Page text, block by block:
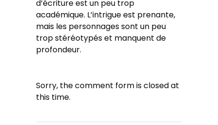
d’écriture est un peu trop
académique. L’intrigue est prenante,
mais les personnages sont un peu
trop stéréotypés et manquent de
profondeur.
Sorry, the comment form is closed at
this time.